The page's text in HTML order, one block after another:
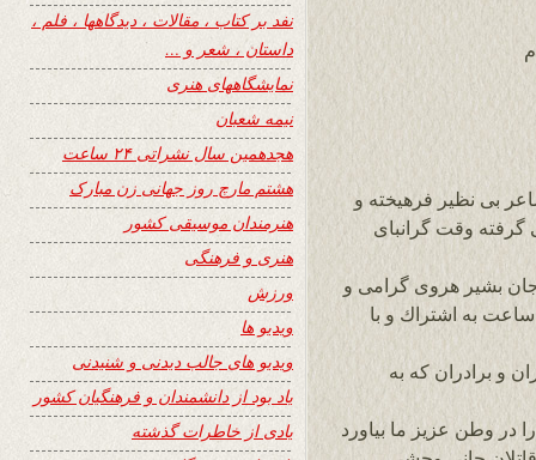
بى نظير فرهيخته و
وقت گرانباى
بشير هروى گرامى و
به اشتراك و با
و برادران كه به
در وطن عزيز ما بياورد
نفد بر کتاب ، مقالات ، دیدگاهها ، فلم ،
داستان ، شعر و …
نمایشگاههای هنری
نیمه شعبان
هجدهمین سال نشراتی ۲۴ ساعت
هشتم مارچ روز جهانی زن مبارک
هنرمندان موسیقی کشور
هنری و فرهنگی
ورزش
ویدیو ها
ویدیو های جالب دیدنی و شنیدنی
یاد بود از دانشمندان و فرهنگیان کشور
یادی از خاطرات گذشته